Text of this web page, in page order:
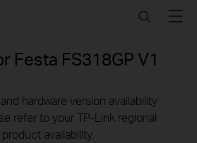
SearchMenu
Festa FS318GP V1
hardware version availability
refer to your TP-Link regional
availability.